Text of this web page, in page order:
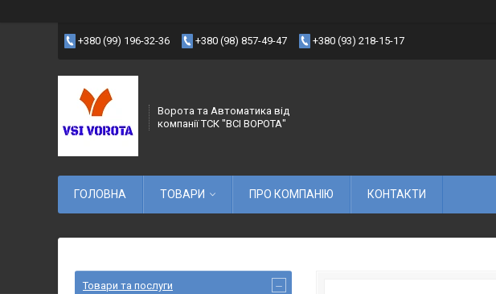
+380 (99) 196-32-36 +380 (98) 857-49-47 +380 (93) 218-15-17
Ворота та Автоматика від
компанії ТСК "ВСІ ВОРОТА"
ГОЛОВНА ТОВАРИ ПРО КОМПАНІЮ КОНТАКТИ
Товари та послуги